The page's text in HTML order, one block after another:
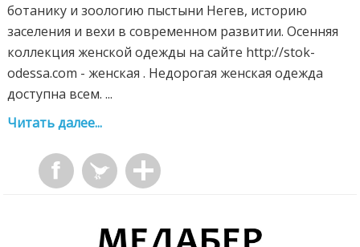
ботанику и зоологию пыстыни Негев, историю
заселения и вехи в современном развитии. Осенняя
коллекция женской одежды на сайте http://stok-
odessa.com - женская . Недорогая женская одежда
доступна всем. ...
Читать далее...